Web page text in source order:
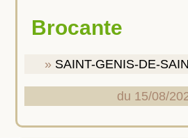
Brocante
SAINT-GENIS-DE-
du 15/08/